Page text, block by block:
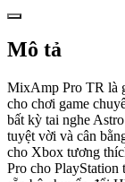
Mô tả
MixAmp Pro TR là
cho chơi game
bất kỳ tai nghe
tuyệt vời và cân
cho Xbox tương
Pro cho